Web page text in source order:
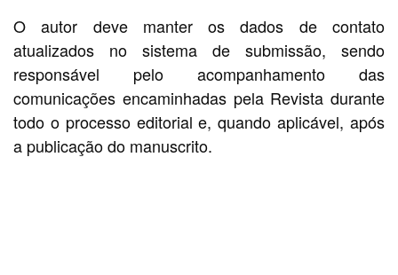
O autor deve manter os dados de contato
atualizados no sistema de submissão, sendo
responsável pelo acompanhamento das
comunicações encaminhadas pela Revista durante
todo o processo editorial e, quando aplicável, após
a publicação do manuscrito.